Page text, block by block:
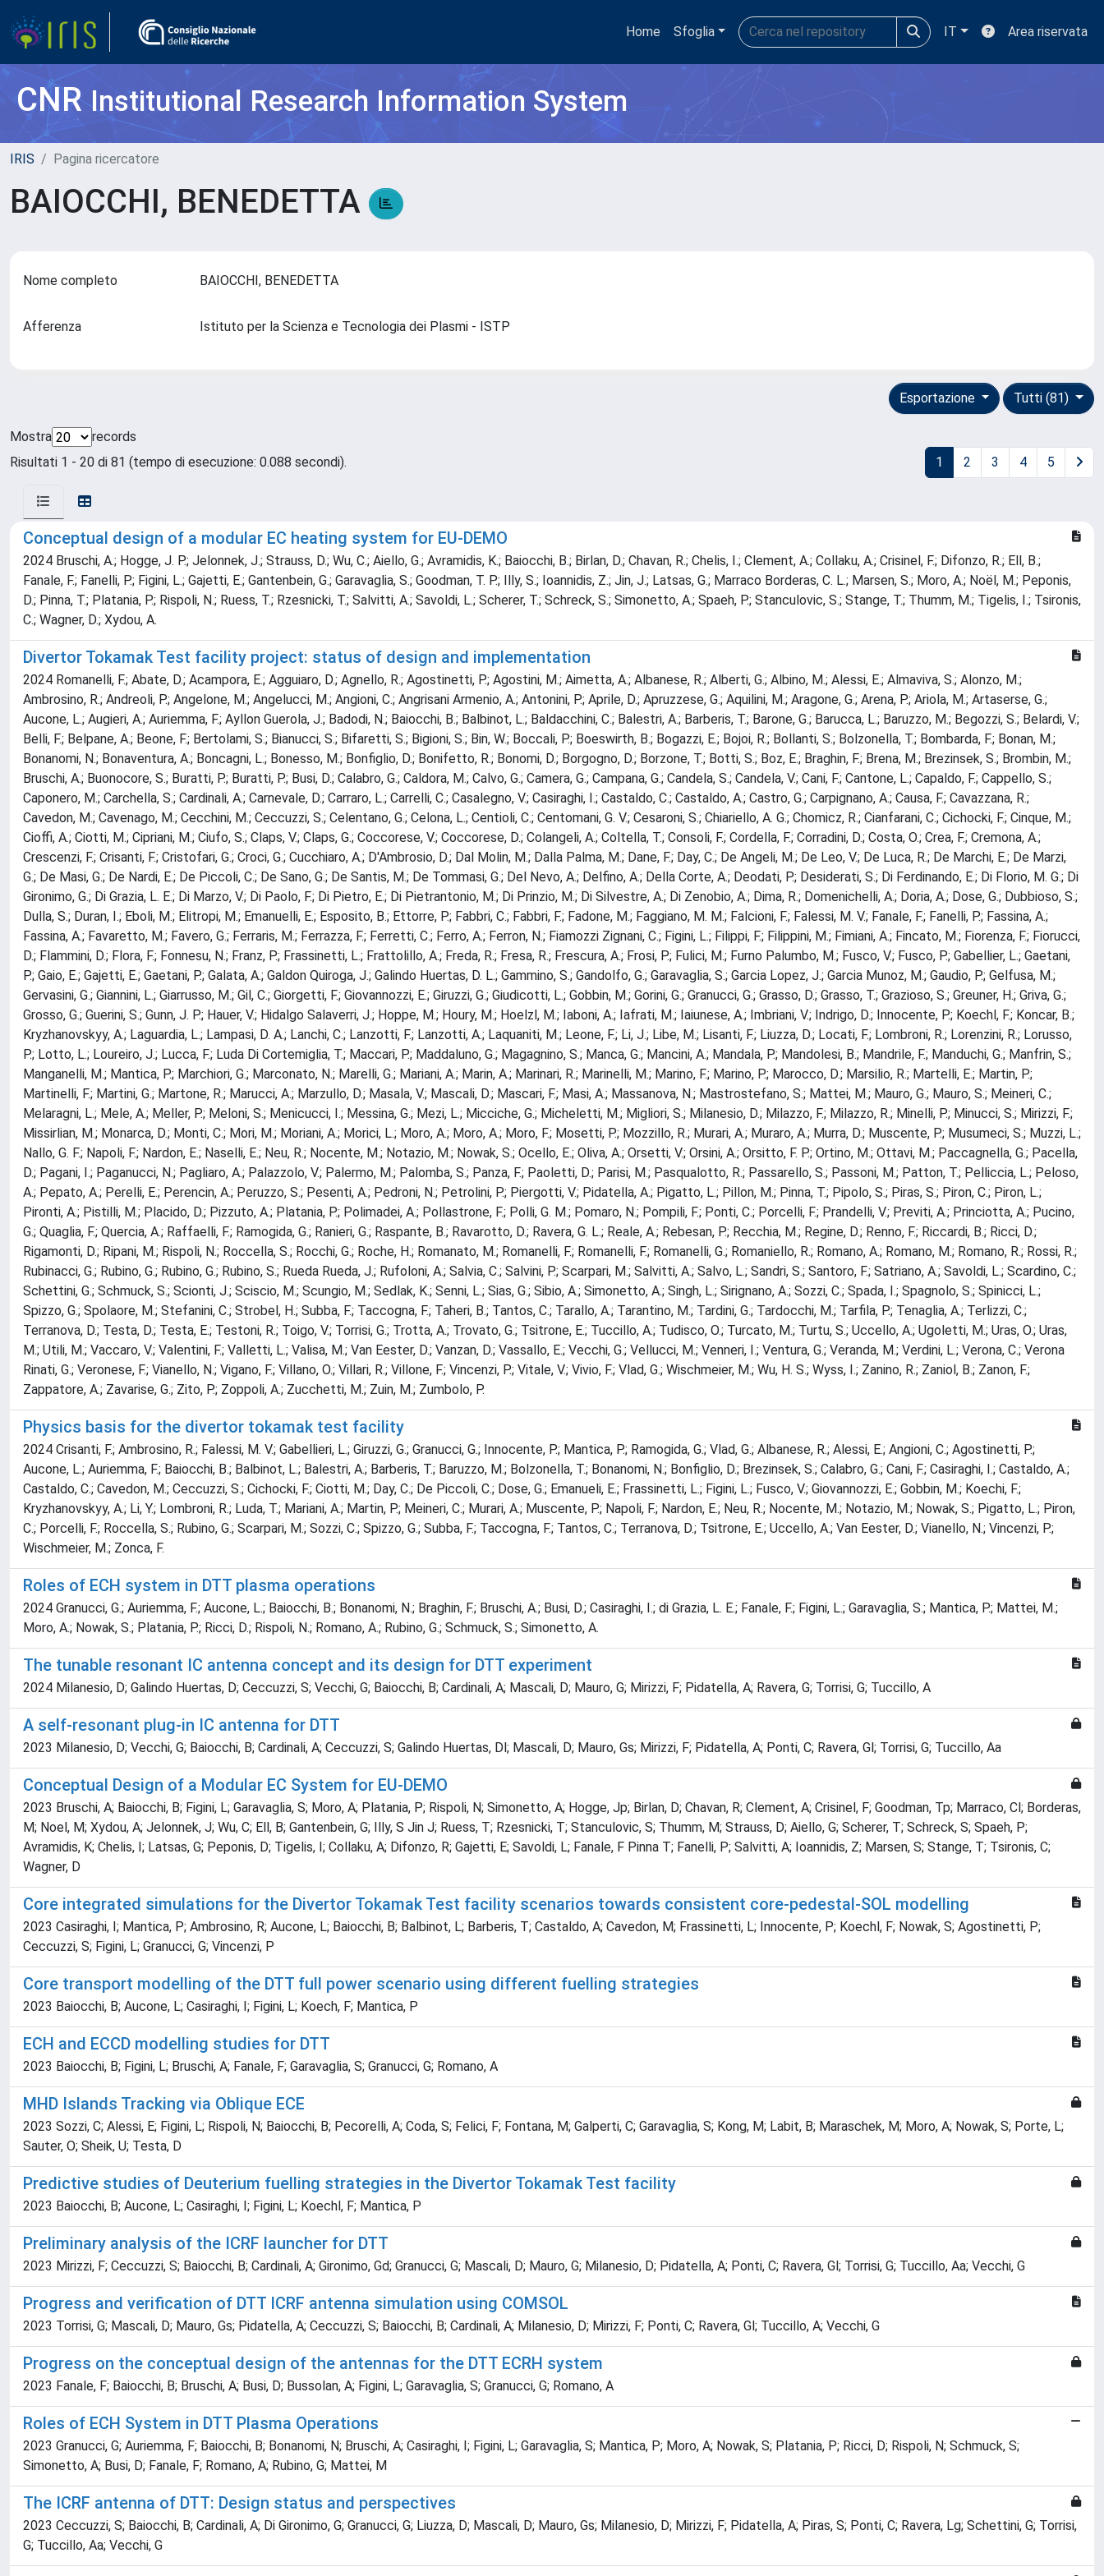
Home Sfoglia IT Area riservata
CNRInstitutional Research Information System
IRIS Pagina ricercatore
BAIOCCHI, BENEDETTA
Nome completo BAIOCCHI, BENEDETTA
Afferenza Istituto per la Scienza e Tecnologia dei Plasmi - ISTP
Tutti (81)
Esportazione
Mostra
records
Risultati 1 - 20 di 81 (tempo di esecuzione: 0.088 secondi).
1 2 3 4 5
Conceptual design of a modular EC heating system for EU-DEMO
2024 Bruschi, A.; Hogge, J. P.; Jelonnek, J.; Strauss, D.; Wu, C.; Aiello, G.; Avramidis, K.; Baiocchi, B.; Birlan, D.; Chavan, R.; Chelis, I.; Clement, A.; Collaku, A.; Crisinel, F.; Difonzo, R.; Ell, B.;
Fanale, F.; Fanelli, P.; Figini, L.; Gajetti, E.; Gantenbein, G.; Garavaglia, S.; Goodman, T. P.; Illy, S.; Ioannidis, Z.; Jin, J.; Latsas, G.; Marraco Borderas, C. L.; Marsen, S.; Moro, A.; Noël, M.; Peponis,
D.; Pinna, T.; Platania, P.; Rispoli, N.; Ruess, T.; Rzesnicki, T.; Salvitti, A.; Savoldi, L.; Scherer, T.; Schreck, S.; Simonetto, A.; Spaeh, P.; Stanculovic, S.; Stange, T.; Thumm, M.; Tigelis, I.; Tsironis,
C.; Wagner, D.; Xydou, A.
Divertor Tokamak Test facility project: status of design and implementation
2024 Romanelli, F.; Abate, D.; Acampora, E.; Agguiaro, D.; Agnello, R.; Agostinetti, P.; Agostini, M.; Aimetta, A.; Albanese, R.; Alberti, G.; Albino, M.; Alessi, E.; Almaviva, S.; Alonzo, M.;
Ambrosino, R.; Andreoli, P.; Angelone, M.; Angelucci, M.; Angioni, C.; Angrisani Armenio, A.; Antonini, P.; Aprile, D.; Apruzzese, G.; Aquilini, M.; Aragone, G.; Arena, P.; Ariola, M.; Artaserse, G.;
Aucone, L.; Augieri, A.; Auriemma, F.; Ayllon Guerola, J.; Badodi, N.; Baiocchi, B.; Balbinot, L.; Baldacchini, C.; Balestri, A.; Barberis, T.; Barone, G.; Barucca, L.; Baruzzo, M.; Begozzi, S.; Belardi, V.;
Belli, F.; Belpane, A.; Beone, F.; Bertolami, S.; Bianucci, S.; Bifaretti, S.; Bigioni, S.; Bin, W.; Boccali, P.; Boeswirth, B.; Bogazzi, E.; Bojoi, R.; Bollanti, S.; Bolzonella, T.; Bombarda, F.; Bonan, M.;
Bonanomi, N.; Bonaventura, A.; Boncagni, L.; Bonesso, M.; Bonfiglio, D.; Bonifetto, R.; Bonomi, D.; Borgogno, D.; Borzone, T.; Botti, S.; Boz, E.; Braghin, F.; Brena, M.; Brezinsek, S.; Brombin, M.;
Bruschi, A.; Buonocore, S.; Buratti, P.; Buratti, P.; Busi, D.; Calabro, G.; Caldora, M.; Calvo, G.; Camera, G.; Campana, G.; Candela, S.; Candela, V.; Cani, F.; Cantone, L.; Capaldo, F.; Cappello, S.;
Caponero, M.; Carchella, S.; Cardinali, A.; Carnevale, D.; Carraro, L.; Carrelli, C.; Casalegno, V.; Casiraghi, I.; Castaldo, C.; Castaldo, A.; Castro, G.; Carpignano, A.; Causa, F.; Cavazzana, R.;
Cavedon, M.; Cavenago, M.; Cecchini, M.; Ceccuzzi, S.; Celentano, G.; Celona, L.; Centioli, C.; Centomani, G. V.; Cesaroni, S.; Chiariello, A. G.; Chomicz, R.; Cianfarani, C.; Cichocki, F.; Cinque, M.;
Cioffi, A.; Ciotti, M.; Cipriani, M.; Ciufo, S.; Claps, V.; Claps, G.; Coccorese, V.; Coccorese, D.; Colangeli, A.; Coltella, T.; Consoli, F.; Cordella, F.; Corradini, D.; Costa, O.; Crea, F.; Cremona, A.;
Crescenzi, F.; Crisanti, F.; Cristofari, G.; Croci, G.; Cucchiaro, A.; D'Ambrosio, D.; Dal Molin, M.; Dalla Palma, M.; Dane, F.; Day, C.; De Angeli, M.; De Leo, V.; De Luca, R.; De Marchi, E.; De Marzi,
G.; De Masi, G.; De Nardi, E.; De Piccoli, C.; De Sano, G.; De Santis, M.; De Tommasi, G.; Del Nevo, A.; Delfino, A.; Della Corte, A.; Deodati, P.; Desiderati, S.; Di Ferdinando, E.; Di Florio, M. G.; Di
Gironimo, G.; Di Grazia, L. E.; Di Marzo, V.; Di Paolo, F.; Di Pietro, E.; Di Pietrantonio, M.; Di Prinzio, M.; Di Silvestre, A.; Di Zenobio, A.; Dima, R.; Domenichelli, A.; Doria, A.; Dose, G.; Dubbioso, S.;
Dulla, S.; Duran, I.; Eboli, M.; Elitropi, M.; Emanuelli, E.; Esposito, B.; Ettorre, P.; Fabbri, C.; Fabbri, F.; Fadone, M.; Faggiano, M. M.; Falcioni, F.; Falessi, M. V.; Fanale, F.; Fanelli, P.; Fassina, A.;
Fassina, A.; Favaretto, M.; Favero, G.; Ferraris, M.; Ferrazza, F.; Ferretti, C.; Ferro, A.; Ferron, N.; Fiamozzi Zignani, C.; Figini, L.; Filippi, F.; Filippini, M.; Fimiani, A.; Fincato, M.; Fiorenza, F.; Fiorucci,
D.; Flammini, D.; Flora, F.; Fonnesu, N.; Franz, P.; Frassinetti, L.; Frattolillo, A.; Freda, R.; Fresa, R.; Frescura, A.; Frosi, P.; Fulici, M.; Furno Palumbo, M.; Fusco, V.; Fusco, P.; Gabellier, L.; Gaetani,
P.; Gaio, E.; Gajetti, E.; Gaetani, P.; Galata, A.; Galdon Quiroga, J.; Galindo Huertas, D. L.; Gammino, S.; Gandolfo, G.; Garavaglia, S.; Garcia Lopez, J.; Garcia Munoz, M.; Gaudio, P.; Gelfusa, M.;
Gervasini, G.; Giannini, L.; Giarrusso, M.; Gil, C.; Giorgetti, F.; Giovannozzi, E.; Giruzzi, G.; Giudicotti, L.; Gobbin, M.; Gorini, G.; Granucci, G.; Grasso, D.; Grasso, T.; Grazioso, S.; Greuner, H.; Griva, G.;
Grosso, G.; Guerini, S.; Gunn, J. P.; Hauer, V.; Hidalgo Salaverri, J.; Hoppe, M.; Houry, M.; Hoelzl, M.; Iaboni, A.; Iafrati, M.; Iaiunese, A.; Imbriani, V.; Indrigo, D.; Innocente, P.; Koechl, F.; Koncar, B.;
Kryzhanovskyy, A.; Laguardia, L.; Lampasi, D. A.; Lanchi, C.; Lanzotti, F.; Lanzotti, A.; Laquaniti, M.; Leone, F.; Li, J.; Libe, M.; Lisanti, F.; Liuzza, D.; Locati, F.; Lombroni, R.; Lorenzini, R.; Lorusso,
P.; Lotto, L.; Loureiro, J.; Lucca, F.; Luda Di Cortemiglia, T.; Maccari, P.; Maddaluno, G.; Magagnino, S.; Manca, G.; Mancini, A.; Mandala, P.; Mandolesi, B.; Mandrile, F.; Manduchi, G.; Manfrin, S.;
Manganelli, M.; Mantica, P.; Marchiori, G.; Marconato, N.; Marelli, G.; Mariani, A.; Marin, A.; Marinari, R.; Marinelli, M.; Marino, F.; Marino, P.; Marocco, D.; Marsilio, R.; Martelli, E.; Martin, P.;
Martinelli, F.; Martini, G.; Martone, R.; Marucci, A.; Marzullo, D.; Masala, V.; Mascali, D.; Mascari, F.; Masi, A.; Massanova, N.; Mastrostefano, S.; Mattei, M.; Mauro, G.; Mauro, S.; Meineri, C.;
Melaragni, L.; Mele, A.; Meller, P.; Meloni, S.; Menicucci, I.; Messina, G.; Mezi, L.; Micciche, G.; Micheletti, M.; Migliori, S.; Milanesio, D.; Milazzo, F.; Milazzo, R.; Minelli, P.; Minucci, S.; Mirizzi, F.;
Missirlian, M.; Monarca, D.; Monti, C.; Mori, M.; Moriani, A.; Morici, L.; Moro, A.; Moro, A.; Moro, F.; Mosetti, P.; Mozzillo, R.; Murari, A.; Muraro, A.; Murra, D.; Muscente, P.; Musumeci, S.; Muzzi, L.;
Nallo, G. F.; Napoli, F.; Nardon, E.; Naselli, E.; Neu, R.; Nocente, M.; Notazio, M.; Nowak, S.; Ocello, E.; Oliva, A.; Orsetti, V.; Orsini, A.; Orsitto, F. P.; Ortino, M.; Ottavi, M.; Paccagnella, G.; Pacella,
D.; Pagani, I.; Paganucci, N.; Pagliaro, A.; Palazzolo, V.; Palermo, M.; Palomba, S.; Panza, F.; Paoletti, D.; Parisi, M.; Pasqualotto, R.; Passarello, S.; Passoni, M.; Patton, T.; Pelliccia, L.; Peloso,
A.; Pepato, A.; Perelli, E.; Perencin, A.; Peruzzo, S.; Pesenti, A.; Pedroni, N.; Petrolini, P.; Piergotti, V.; Pidatella, A.; Pigatto, L.; Pillon, M.; Pinna, T.; Pipolo, S.; Piras, S.; Piron, C.; Piron, L.;
Pironti, A.; Pistilli, M.; Placido, D.; Pizzuto, A.; Platania, P.; Polimadei, A.; Pollastrone, F.; Polli, G. M.; Pomaro, N.; Pompili, F.; Ponti, C.; Porcelli, F.; Prandelli, V.; Previti, A.; Princiotta, A.; Pucino,
G.; Quaglia, F.; Quercia, A.; Raffaelli, F.; Ramogida, G.; Ranieri, G.; Raspante, B.; Ravarotto, D.; Ravera, G. L.; Reale, A.; Rebesan, P.; Recchia, M.; Regine, D.; Renno, F.; Riccardi, B.; Ricci, D.;
Rigamonti, D.; Ripani, M.; Rispoli, N.; Roccella, S.; Rocchi, G.; Roche, H.; Romanato, M.; Romanelli, F.; Romanelli, F.; Romanelli, G.; Romaniello, R.; Romano, A.; Romano, M.; Romano, R.; Rossi, R.;
Rubinacci, G.; Rubino, G.; Rubino, G.; Rubino, S.; Rueda Rueda, J.; Rufoloni, A.; Salvia, C.; Salvini, P.; Scarpari, M.; Salvitti, A.; Salvo, L.; Sandri, S.; Santoro, F.; Satriano, A.; Savoldi, L.; Scardino, C.;
Schettini, G.; Schmuck, S.; Scionti, J.; Sciscio, M.; Scungio, M.; Sedlak, K.; Senni, L.; Sias, G.; Sibio, A.; Simonetto, A.; Singh, L.; Sirignano, A.; Sozzi, C.; Spada, I.; Spagnolo, S.; Spinicci, L.;
Spizzo, G.; Spolaore, M.; Stefanini, C.; Strobel, H.; Subba, F.; Taccogna, F.; Taheri, B.; Tantos, C.; Tarallo, A.; Tarantino, M.; Tardini, G.; Tardocchi, M.; Tarfila, P.; Tenaglia, A.; Terlizzi, C.;
Terranova, D.; Testa, D.; Testa, E.; Testoni, R.; Toigo, V.; Torrisi, G.; Trotta, A.; Trovato, G.; Tsitrone, E.; Tuccillo, A.; Tudisco, O.; Turcato, M.; Turtu, S.; Uccello, A.; Ugoletti, M.; Uras, O.; Uras,
M.; Utili, M.; Vaccaro, V.; Valentini, F.; Valletti, L.; Valisa, M.; Van Eester, D.; Vanzan, D.; Vassallo, E.; Vecchi, G.; Vellucci, M.; Venneri, I.; Ventura, G.; Veranda, M.; Verdini, L.; Verona, C.; Verona
Rinati, G.; Veronese, F.; Vianello, N.; Vigano, F.; Villano, O.; Villari, R.; Villone, F.; Vincenzi, P.; Vitale, V.; Vivio, F.; Vlad, G.; Wischmeier, M.; Wu, H. S.; Wyss, I.; Zanino, R.; Zaniol, B.; Zanon, F.;
Zappatore, A.; Zavarise, G.; Zito, P.; Zoppoli, A.; Zucchetti, M.; Zuin, M.; Zumbolo, P.
Physics basis for the divertor tokamak test facility
2024 Crisanti, F.; Ambrosino, R.; Falessi, M. V.; Gabellieri, L.; Giruzzi, G.; Granucci, G.; Innocente, P.; Mantica, P.; Ramogida, G.; Vlad, G.; Albanese, R.; Alessi, E.; Angioni, C.; Agostinetti, P.;
Aucone, L.; Auriemma, F.; Baiocchi, B.; Balbinot, L.; Balestri, A.; Barberis, T.; Baruzzo, M.; Bolzonella, T.; Bonanomi, N.; Bonfiglio, D.; Brezinsek, S.; Calabro, G.; Cani, F.; Casiraghi, I.; Castaldo, A.;
Castaldo, C.; Cavedon, M.; Ceccuzzi, S.; Cichocki, F.; Ciotti, M.; Day, C.; De Piccoli, C.; Dose, G.; Emanueli, E.; Frassinetti, L.; Figini, L.; Fusco, V.; Giovannozzi, E.; Gobbin, M.; Koechi, F.;
Kryzhanovskyy, A.; Li, Y.; Lombroni, R.; Luda, T.; Mariani, A.; Martin, P.; Meineri, C.; Murari, A.; Muscente, P.; Napoli, F.; Nardon, E.; Neu, R.; Nocente, M.; Notazio, M.; Nowak, S.; Pigatto, L.; Piron,
C.; Porcelli, F.; Roccella, S.; Rubino, G.; Scarpari, M.; Sozzi, C.; Spizzo, G.; Subba, F.; Taccogna, F.; Tantos, C.; Terranova, D.; Tsitrone, E.; Uccello, A.; Van Eester, D.; Vianello, N.; Vincenzi, P.;
Wischmeier, M.; Zonca, F.
Roles of ECH system in DTT plasma operations
2024 Granucci, G.; Auriemma, F.; Aucone, L.; Baiocchi, B.; Bonanomi, N.; Braghin, F.; Bruschi, A.; Busi, D.; Casiraghi, I.; di Grazia, L. E.; Fanale, F.; Figini, L.; Garavaglia, S.; Mantica, P.; Mattei, M.;
Moro, A.; Nowak, S.; Platania, P.; Ricci, D.; Rispoli, N.; Romano, A.; Rubino, G.; Schmuck, S.; Simonetto, A.
The tunable resonant IC antenna concept and its design for DTT experiment
2024 Milanesio, D; Galindo Huertas, D; Ceccuzzi, S; Vecchi, G; Baiocchi, B; Cardinali, A; Mascali, D; Mauro, G; Mirizzi, F; Pidatella, A; Ravera, G; Torrisi, G; Tuccillo, A
A self-resonant plug-in IC antenna for DTT
2023 Milanesio, D; Vecchi, G; Baiocchi, B; Cardinali, A; Ceccuzzi, S; Galindo Huertas, Dl; Mascali, D; Mauro, Gs; Mirizzi, F; Pidatella, A; Ponti, C; Ravera, Gl; Torrisi, G; Tuccillo, Aa
Conceptual Design of a Modular EC System for EU-DEMO
2023 Bruschi, A; Baiocchi, B; Figini, L; Garavaglia, S; Moro, A; Platania, P; Rispoli, N; Simonetto, A; Hogge, Jp; Birlan, D; Chavan, R; Clement, A; Crisinel, F; Goodman, Tp; Marraco, Cl; Borderas,
M; Noel, M; Xydou, A; Jelonnek, J; Wu, C; Ell, B; Gantenbein, G; Illy, S Jin J; Ruess, T; Rzesnicki, T; Stanculovic, S; Thumm, M; Strauss, D; Aiello, G; Scherer, T; Schreck, S; Spaeh, P;
Avramidis, K; Chelis, I; Latsas, G; Peponis, D; Tigelis, I; Collaku, A; Difonzo, R; Gajetti, E; Savoldi, L; Fanale, F Pinna T; Fanelli, P; Salvitti, A; Ioannidis, Z; Marsen, S; Stange, T; Tsironis, C;
Wagner, D
Core integrated simulations for the Divertor Tokamak Test facility scenarios towards consistent core-pedestal-SOL modelling
2023 Casiraghi, I; Mantica, P; Ambrosino, R; Aucone, L; Baiocchi, B; Balbinot, L; Barberis, T; Castaldo, A; Cavedon, M; Frassinetti, L; Innocente, P; Koechl, F; Nowak, S; Agostinetti, P;
Ceccuzzi, S; Figini, L; Granucci, G; Vincenzi, P
Core transport modelling of the DTT full power scenario using different fuelling strategies
2023 Baiocchi, B; Aucone, L; Casiraghi, I; Figini, L; Koech, F; Mantica, P
ECH and ECCD modelling studies for DTT
2023 Baiocchi, B; Figini, L; Bruschi, A; Fanale, F; Garavaglia, S; Granucci, G; Romano, A
MHD Islands Tracking via Oblique ECE
2023 Sozzi, C; Alessi, E; Figini, L; Rispoli, N; Baiocchi, B; Pecorelli, A; Coda, S; Felici, F; Fontana, M; Galperti, C; Garavaglia, S; Kong, M; Labit, B; Maraschek, M; Moro, A; Nowak, S; Porte, L;
Sauter, O; Sheik, U; Testa, D
Predictive studies of Deuterium fuelling strategies in the Divertor Tokamak Test facility
2023 Baiocchi, B; Aucone, L; Casiraghi, I; Figini, L; Koechl, F; Mantica, P
Preliminary analysis of the ICRF launcher for DTT
2023 Mirizzi, F; Ceccuzzi, S; Baiocchi, B; Cardinali, A; Gironimo, Gd; Granucci, G; Mascali, D; Mauro, G; Milanesio, D; Pidatella, A; Ponti, C; Ravera, Gl; Torrisi, G; Tuccillo, Aa; Vecchi, G
Progress and verification of DTT ICRF antenna simulation using COMSOL
2023 Torrisi, G; Mascali, D; Mauro, Gs; Pidatella, A; Ceccuzzi, S; Baiocchi, B; Cardinali, A; Milanesio, D; Mirizzi, F; Ponti, C; Ravera, Gl; Tuccillo, A; Vecchi, G
Progress on the conceptual design of the antennas for the DTT ECRH system
2023 Fanale, F; Baiocchi, B; Bruschi, A; Busi, D; Bussolan, A; Figini, L; Garavaglia, S; Granucci, G; Romano, A
Roles of ECH System in DTT Plasma Operations
2023 Granucci, G; Auriemma, F; Baiocchi, B; Bonanomi, N; Bruschi, A; Casiraghi, I; Figini, L; Garavaglia, S; Mantica, P; Moro, A; Nowak, S; Platania, P; Ricci, D; Rispoli, N; Schmuck, S;
Simonetto, A; Busi, D; Fanale, F; Romano, A; Rubino, G; Mattei, M
The ICRF antenna of DTT: Design status and perspectives
2023 Ceccuzzi, S; Baiocchi, B; Cardinali, A; Di Gironimo, G; Granucci, G; Liuzza, D; Mascali, D; Mauro, Gs; Milanesio, D; Mirizzi, F; Pidatella, A; Piras, S; Ponti, C; Ravera, Lg; Schettini, G; Torrisi,
G; Tuccillo, Aa; Vecchi, G